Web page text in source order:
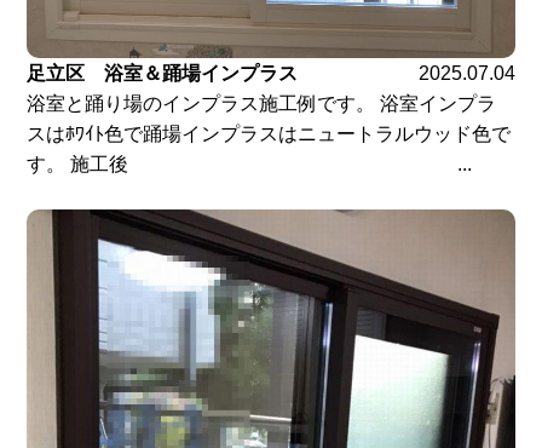
足立区 浴室＆踊場インプラス
2025.07.04
浴室と踊り場のインプラス施工例です。 浴室インプラ
スはﾎﾜｲﾄ色で踊場インプラスはニュートラルウッド色で
す。 施工後 ...